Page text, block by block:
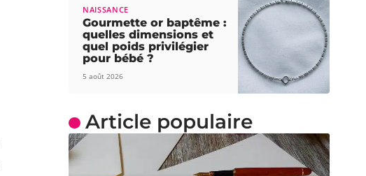
NAISSANCE
Gourmette or baptême :
quelles dimensions et
quel poids privilégier
pour bébé ?
5 août 2026
Article populaire